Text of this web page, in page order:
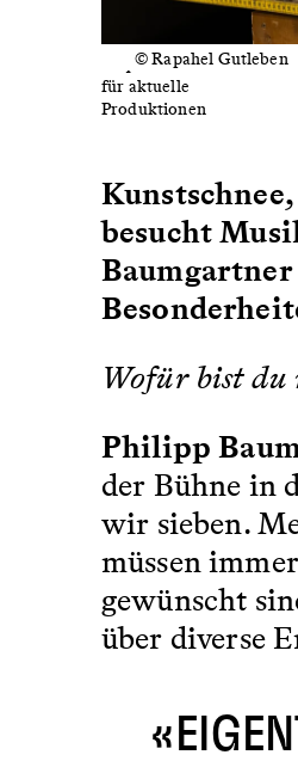
© Rapahel Gutleben
Requisiten
für aktuelle
Produktionen
besucht
Wofür bist du
Philipp
der Bühne in
wir sieben.
müssen
gewünscht
über diverse